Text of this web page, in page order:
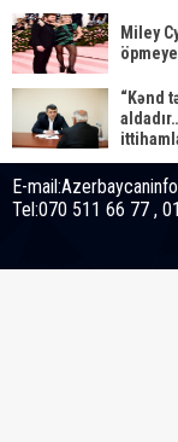
Miley
“Kənd
E-
Tel:070 511 66 77 ,